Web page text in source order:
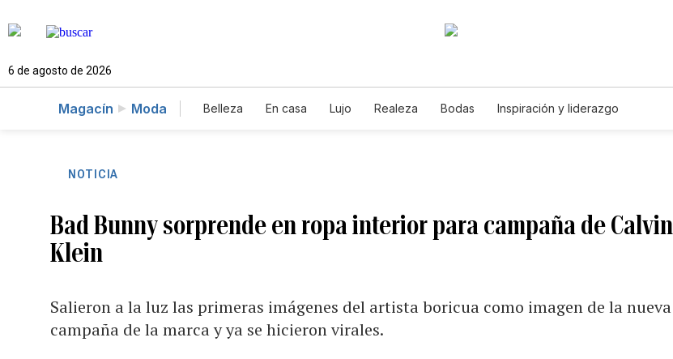
6 de agosto de 2026
Magacín Moda Belleza En casa Lujo Realeza Bodas Inspiración y liderazgo
NOTICIA
Bad Bunny sorprende en ropa interior para campaña de Calvin
Klein
Salieron a la luz las primeras imágenes del artista boricua como imagen de la nueva
campaña de la marca y ya se hicieron virales.